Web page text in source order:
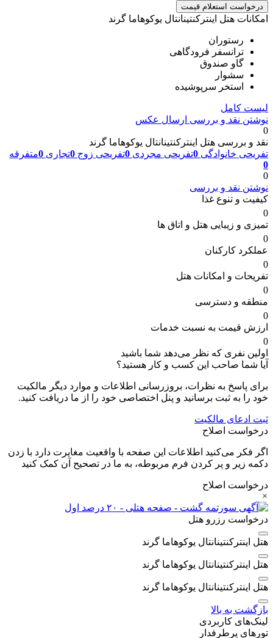
درخواست استعلام قیمت
امکانات هتل اینترکنتینانتال یوکوهاما گرند
رستوران
ترانسفر فرودگاهی
گاو صندوق
سشوار
استخر سرپوشیده
لیست کامل
نوشتن نقد و بررسی ارسال عکس
0
نقد و بررسی هتل اینترکنتینانتال یوکوهاما گرند
تفریحی خانوادگی 0تفریحی مجردی 0تفریحی زوج 0تجاری 0متفرقه
0
0
نوشتن نقد و بررسی
کیفیت و تنوع غذا
0
تمیزی و زیبایی هتل و اتاق ها
0
عملکرد کارکنان
0
تفریحات و امکانات هتل
0
منطقه و دسترسی
0
ارزش قیمت به نسبت خدمات
0
اولین نفری که نظر می‌دهد شما باشید
آیا شما صاحب این کسب و کار هستید؟
برای پاسخ به نظرات، بروزرسانی اطلاعات و موارد دیگر مالکیت
خود را به ثبت برسانید و پنل اختصاصی خود را از ما دریافت کنید.
ثبت ادعای مالکیت
درخواست اصلاح
اگر فکر می‌کنید اطلاعات این صفحه با واقعیت مغایرت دارد با زدن
دکمه زیر و پر کردن فرم مربوطه، به ما در تصحیح آن کمک کنید
درخواست اصلاح
×
درخواست رزرو هتل
هتل اینترکنتینانتال یوکوهاما گرند
هتل اینترکنتینانتال یوکوهاما گرند
هتل اینترکنتینانتال یوکوهاما گرند
بازگشت به بالا
لینک‌های کاربردی
تورهای پرطرفدار